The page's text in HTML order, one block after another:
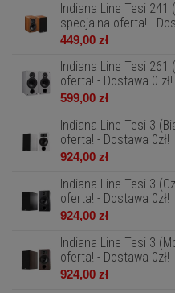
Indiana Line Tesi 241
specjalna oferta! -
449,00 zł
Indiana Line Tesi 261
oferta! - Dostawa 0 zł!
599,00 zł
Indiana Line Tesi 3
oferta! - Dostawa 0zł!
924,00 zł
Indiana Line Tesi 3
oferta! - Dostawa 0zł!
924,00 zł
Indiana Line Tesi 3
oferta! - Dostawa 0zł!
924,00 zł